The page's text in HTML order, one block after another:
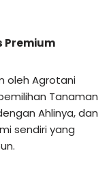
Premium
oleh Agrotani
Tanaman
Ahlinya, dan
sendiri yang